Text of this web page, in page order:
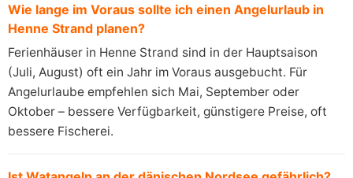
Wie lange im Voraus sollte ich einen Angelurlaub in
Henne Strand planen?
Ferienhäuser in Henne Strand sind in der Hauptsaison
(Juli, August) oft ein Jahr im Voraus ausgebucht. Für
Angelurlaube empfehlen sich Mai, September oder
Oktober – bessere Verfügbarkeit, günstigere Preise, oft
bessere Fischerei.